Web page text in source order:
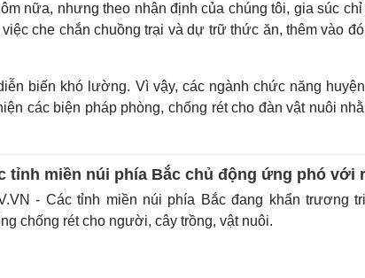
nữa, nhưng theo nhận định của chúng tôi, gia súc
che chắn chuồng trại và dự trữ thức ăn, thêm vào
biến khó lường. Vì vậy, các ngành chức năng
các biện pháp phòng, chống rét cho đàn vật nuôi
tỉnh miền núi phía Bắc chủ động ứng phó với
- Các tỉnh miền núi phía Bắc đang khẩn trương
chống rét cho người, cây trồng, vật nuôi.